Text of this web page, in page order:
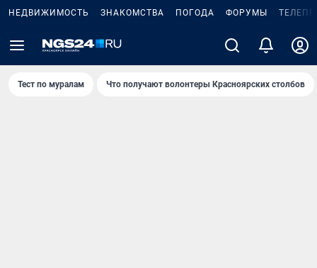
НЕДВИЖИМОСТЬ ЗНАКОМСТВА ПОГОДА ФОРУМЫ
Тест по мурaлaм Что получают волонтеры Красноярских столбов